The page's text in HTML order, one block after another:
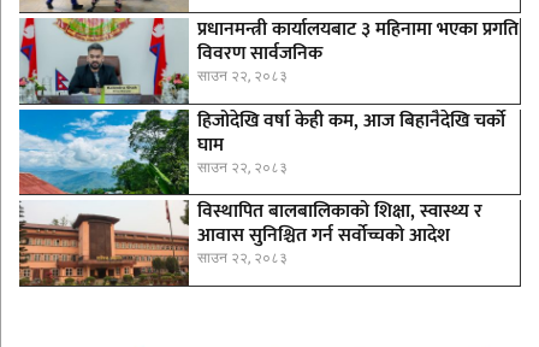
प्रधानमन्त्री कार्यालयबाट ३ महिनामा भएका प्रगति
विवरण सार्वजनिक
साउन २२, २०८३
हिजोदेखि वर्षा केही कम, आज बिहानैदेखि चर्को
घाम
साउन २२, २०८३
विस्थापित बालबालिकाको शिक्षा, स्वास्थ्य र
आवास सुनिश्चित गर्न सर्वोच्चको आदेश
साउन २२, २०८३